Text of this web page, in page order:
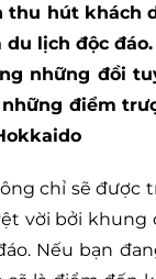
thu hút
lịch độc
những đồi
điểm
chỉ sẽ
vời bởi khung
Nếu bạn